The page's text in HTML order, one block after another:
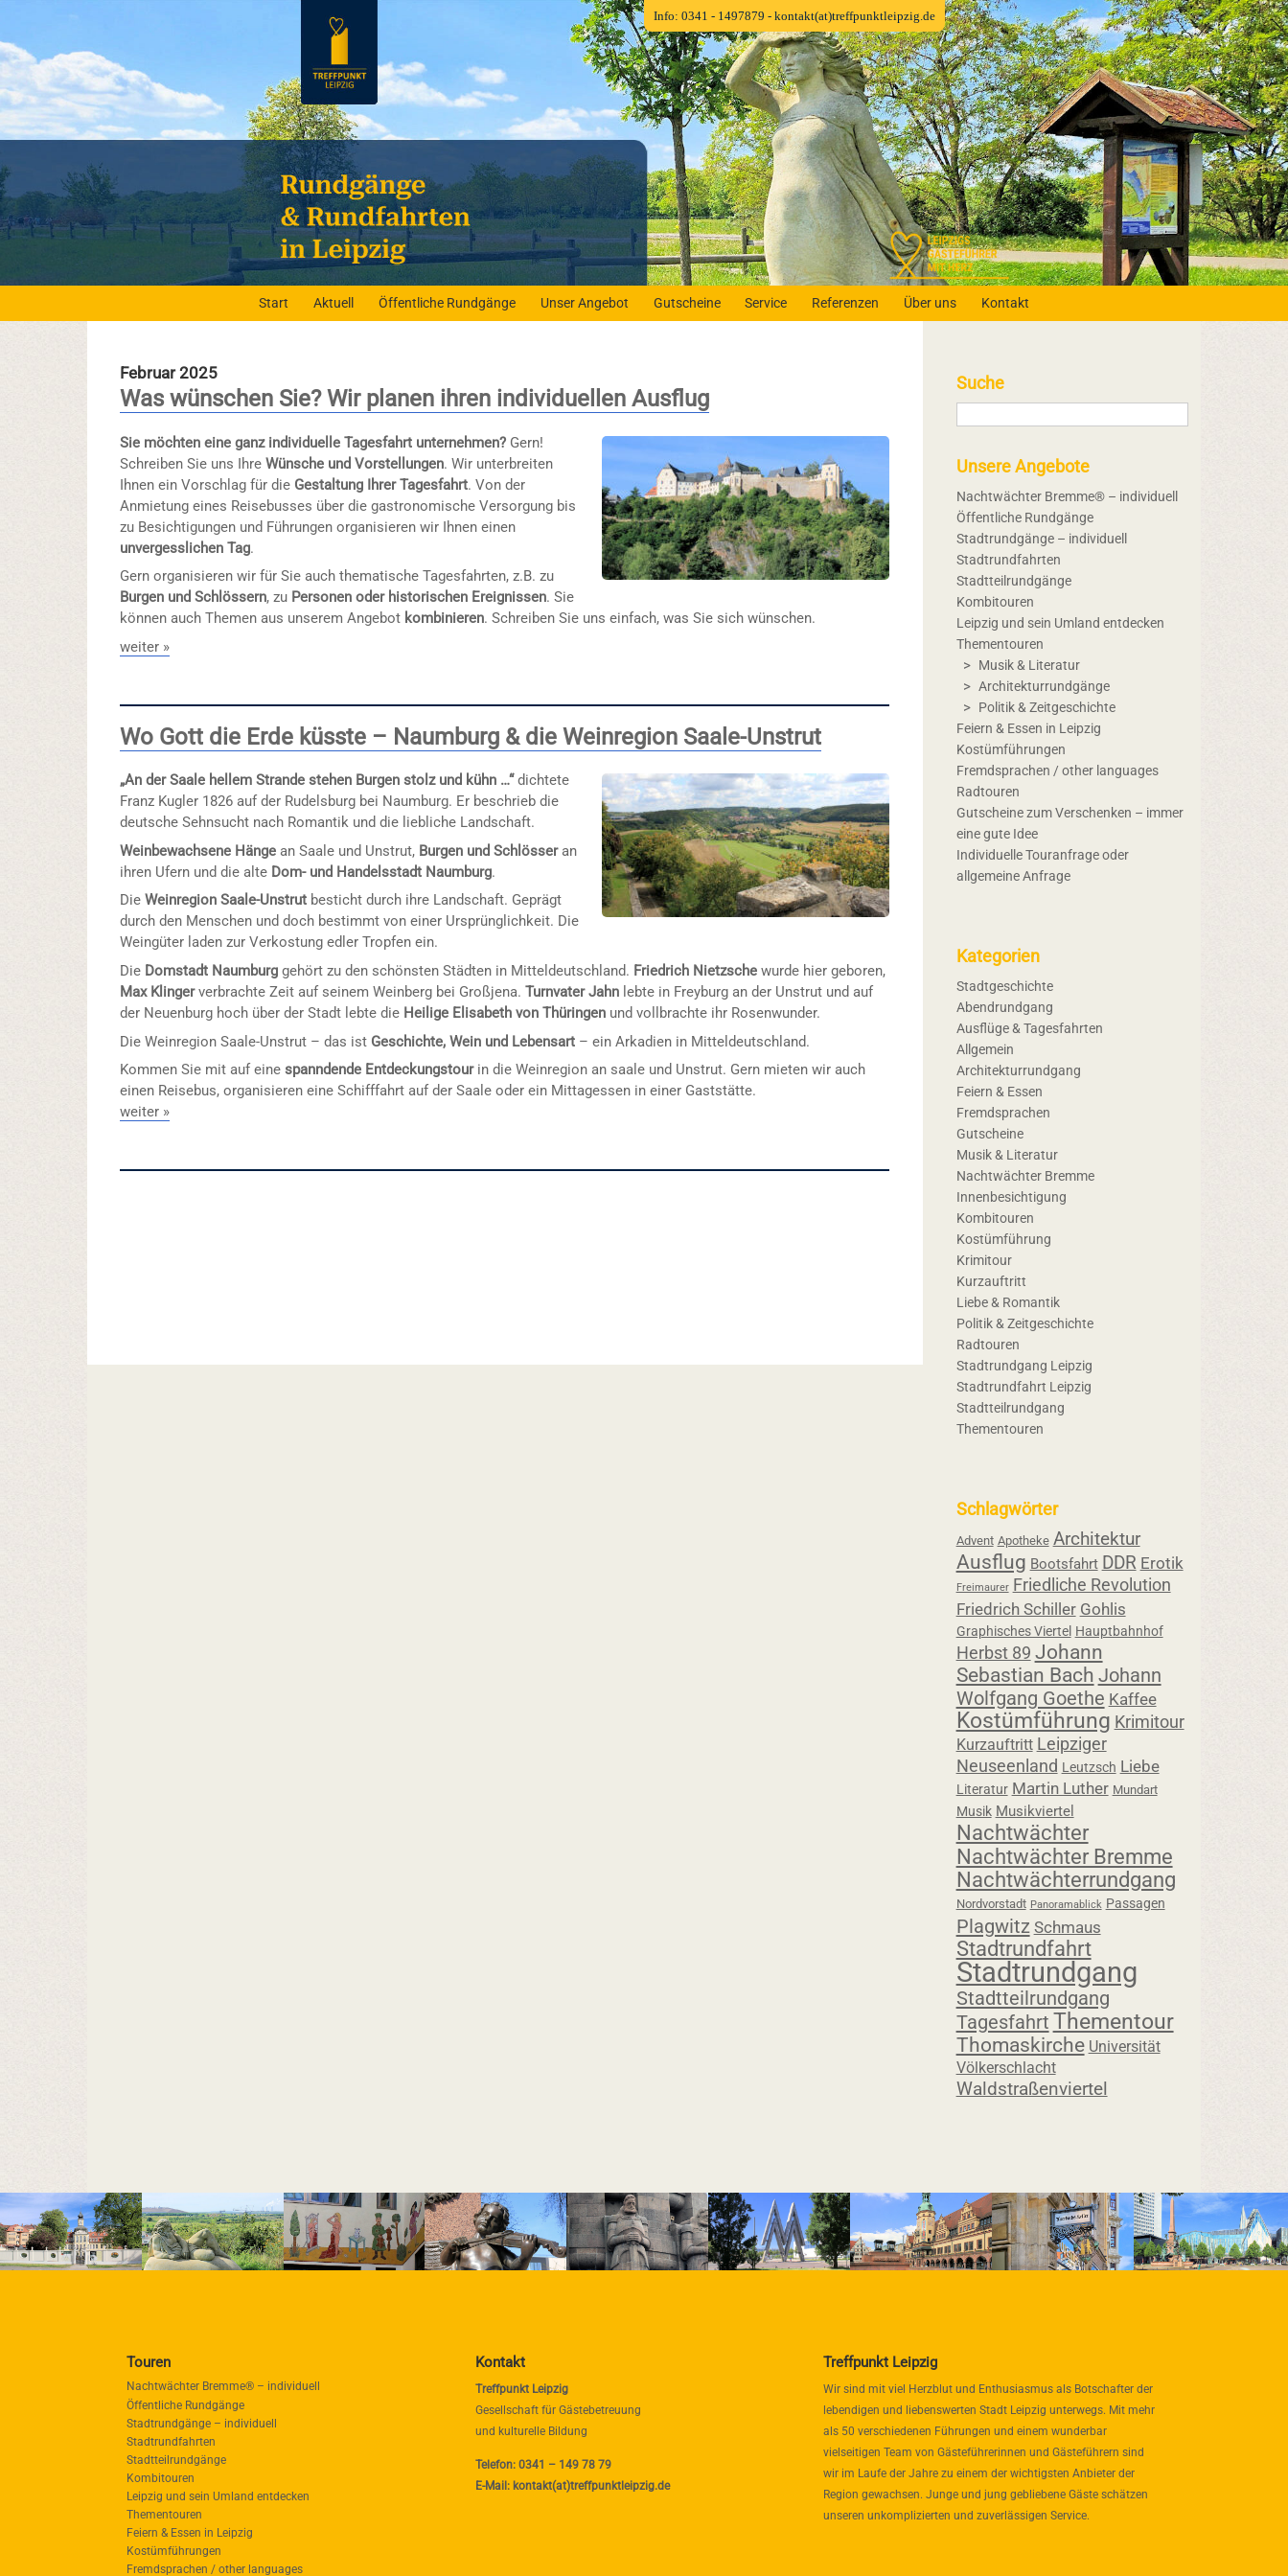
Start Aktuell Öffentliche Rundgänge Unser Angebot Gutscheine Service Referenzen Über uns Kontakt
Februar 2025
Was wünschen Sie? Wir planen ihren individuellen Ausflug
Sie möchten eine ganz individuelle Tagesfahrt unternehmen? Gern!
Schreiben Sie uns IhreWünsche und Vorstellungen. Wir unterbreiten
Ihnen ein Vorschlag für die Gestaltung Ihrer Tagesfahrt. Von der
Anmietung eines Reisebusses über die gastronomische Versorgung bis
zu Besichtigungen und Führungen organisieren wir Ihnen einen
unvergesslichen Tag.
Gern organisieren wir für Sie auch thematische Tagesfahrten, z.B. zu
Burgen und Schlössern, zu Personen oder historischen Ereignissen. Sie
können auch Themen aus unserem Angebot kombinieren. Schreiben Sie uns einfach, was Sie sich wünschen.
weiter »
Wo Gott die Erde küsste – Naumburg & die Weinregion Saale-Unstrut
„An der Saale hellem Strande stehen Burgen stolz und kühn …“dichtete
Franz Kugler 1826 auf der Rudelsburg bei Naumburg. Er beschrieb die
deutsche Sehnsucht nach Romantik und die liebliche Landschaft.
Weinbewachsene Hänge an Saale und Unstrut, Burgen und Schlösseran
ihren Ufern und die alte Dom- und Handelsstadt Naumburg.
DieWeinregion Saale-Unstrut besticht durch ihre Landschaft. Geprägt
durch den Menschen und doch bestimmt von einer Ursprünglichkeit. Die
Weingüter laden zur Verkostung edler Tropfen ein.
Die Domstadt Naumburg gehört zu den schönsten Städten in Mitteldeutschland. Friedrich Nietzsche wurde hier geboren,
Max Klingerverbrachte Zeit auf seinem Weinberg bei Großjena.Turnvater Jahn lebte in Freyburg an der Unstrut und auf
der Neuenburg hoch über der Stadt lebte die Heilige Elisabeth von Thüringen und vollbrachte ihr Rosenwunder.
Die Weinregion Saale-Unstrut – das ist Geschichte, Wein und Lebensart – ein Arkadien in Mitteldeutschland.
Kommen Sie mit auf einespanndende Entdeckungstourin die Weinregion an saale und Unstrut. Gern mieten wir auch
einen Reisebus, organisieren eine Schifffahrt auf der Saale oder ein Mittagessen in einer Gaststätte.
weiter »
Suche
Unsere Angebote
Nachtwächter Bremme® – individuell
Öffentliche Rundgänge
Stadtrundgänge – individuell
Stadtrundfahrten
Stadtteilrundgänge
Kombitouren
Leipzig und sein Umland entdecken
Thementouren
Musik & Literatur
Architekturrundgänge
Politik & Zeitgeschichte
Feiern & Essen in Leipzig
Kostümführungen
Fremdsprachen / other languages
Radtouren
Gutscheine zum Verschenken – immer
eine gute Idee
Individuelle Touranfrage oder
allgemeine Anfrage
Kategorien
Stadtgeschichte
Abendrundgang
Ausflüge & Tagesfahrten
Allgemein
Architekturrundgang
Feiern & Essen
Fremdsprachen
Gutscheine
Musik & Literatur
Nachtwächter Bremme
Innenbesichtigung
Kombitouren
Kostümführung
Krimitour
Kurzauftritt
Liebe & Romantik
Politik & Zeitgeschichte
Radtouren
Stadtrundgang Leipzig
Stadtrundfahrt Leipzig
Stadtteilrundgang
Thementouren
Schlagwörter
Advent Apotheke Architektur
Ausflug Bootsfahrt DDR Erotik
Freimaurer Friedliche Revolution
Friedrich Schiller Gohlis
Graphisches Viertel Hauptbahnhof
Herbst 89 Johann
Sebastian Bach Johann
Wolfgang Goethe Kaffee
Kostümführung Krimitour
Kurzauftritt Leipziger
Neuseenland Leutzsch Liebe
Literatur Martin Luther Mundart
Musik Musikviertel
Nachtwächter
Nachtwächter Bremme
Nachtwächterrundgang
Nordvorstadt Panoramablick Passagen
Plagwitz Schmaus
Stadtrundfahrt
Stadtrundgang
Stadtteilrundgang
Tagesfahrt Thementour
Thomaskirche Universität
Völkerschlacht
Waldstraßenviertel
Touren
Nachtwächter Bremme® – individuell
Öffentliche Rundgänge
Stadtrundgänge – individuell
Stadtrundfahrten
Stadtteilrundgänge
Kombitouren
Leipzig und sein Umland entdecken
Thementouren
Feiern & Essen in Leipzig
Kostümführungen
Fremdsprachen / other languages
Kontakt
Treffpunkt Leipzig
Gesellschaft für Gästebetreuung
und kulturelle Bildung
Telefon: 0341 – 149 78 79
E-Mail: kontakt(at)treffpunktleipzig.de
Treffpunkt Leipzig
Wir sind mit viel Herzblut und Enthusiasmus als Botschafter der
lebendigen und liebenswerten Stadt Leipzig unterwegs. Mit mehr
als 50 verschiedenen Führungen und einem wunderbar
vielseitigen Team von Gästeführerinnen und Gästeführern sind
wir im Laufe der Jahre zu einem der wichtigsten Anbieter der
Region gewachsen. Junge und jung gebliebene Gäste schätzen
unseren unkomplizierten und zuverlässigen Service.
Info: 0341 - 1497879 - kontakt(at)treffpunktleipzig.de